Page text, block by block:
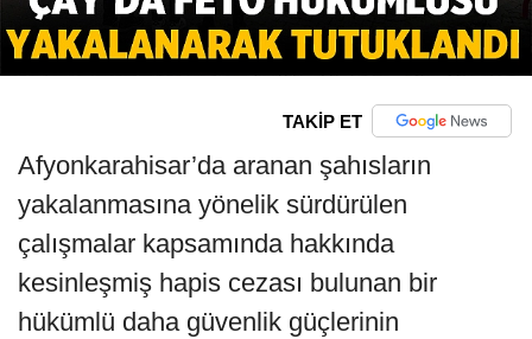
TAKİP ET
Afyonkarahisar’da aranan şahısların
yakalanmasına yönelik sürdürülen
çalışmalar kapsamında hakkında
kesinleşmiş hapis cezası bulunan bir
hükümlü daha güvenlik güçlerinin